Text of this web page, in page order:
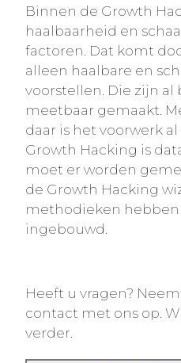
Binnen de Growth
haalbaarheid en
factoren. Dat komt
alleen haalbare en
voorstellen. Die zijn al
meetbaar gemaakt.
daar is het voorwerk
Growth Hacking is
moet er worden
de Growth Hacking
methodieken hebben
ingebouwd.
Heeft u vragen?
contact met ons op.
verder.